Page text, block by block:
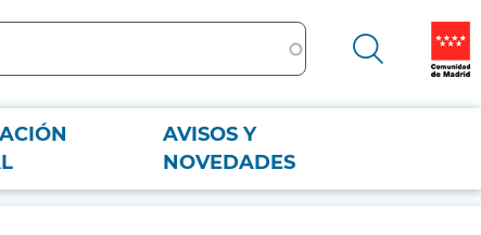
AVISOS Y
NOVEDADES
orina para inmunoelectroforesis en orina, gammapatías
de inmunoquímica del Servicio de Inmunología del Hospital